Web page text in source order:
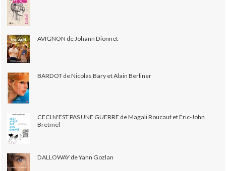
AVIGNON de Johann Dionnet
BARDOT de Nicolas Bary et Alain Berliner
CECI N'EST PAS UNE GUERRE de Magali Roucaut et Eric-John
Bretmel
DALLOWAY de Yann Gozlan